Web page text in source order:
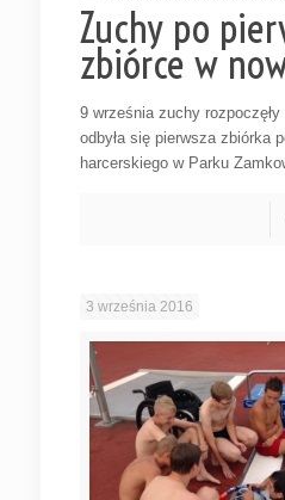
Zuchy po
zbiórce w
9 września zuchy
odbyła się pierwsza zbiórka
harcerskiego w Parku
3 września 2016